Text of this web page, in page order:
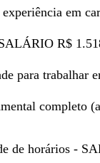
em
R$
para trabalhar
completo
de horários -